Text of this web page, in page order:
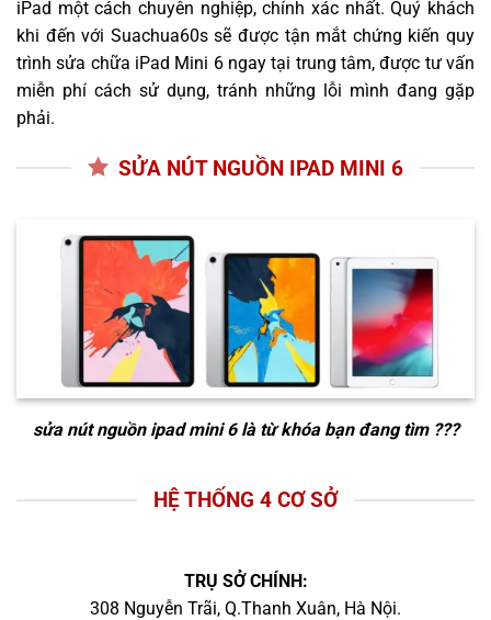
iPad một cách chuyên nghiệp, chính xác nhất. Quý khách
khi đến với Suachua60s sẽ được tận mắt chứng kiến quy
trình sửa chữa iPad Mini 6 ngay tại trung tâm, được tư vấn
miễn phí cách sử dụng, tránh những lỗi mình đang gặp
phải.
SỬA NÚT NGUỒN IPAD MINI 6
sửa nút nguồn ipad mini 6là từ khóa bạn đang tìm ???
HỆ THỐNG 4 CƠ SỞ
TRỤ SỞ CHÍNH:
308 Nguyễn Trãi, Q.Thanh Xuân, Hà Nội.